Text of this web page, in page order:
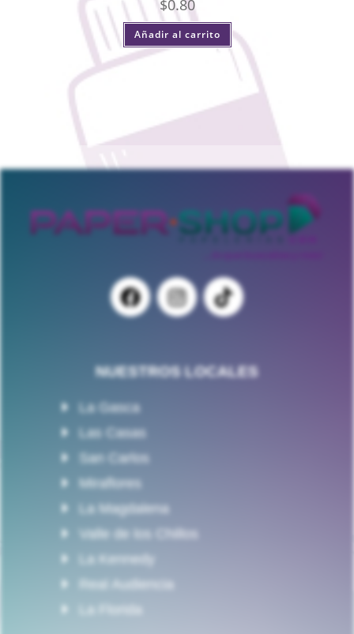
$0.80
Añadir al carrito
NUESTROS LOCALES
La Gasca
Las Casas
San Carlos
Miraflores
La Magdalena
Valle de los Chillos
La Kennedy
Real Audiencia
La Florida